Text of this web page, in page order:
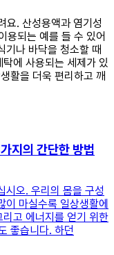
요. 산성용액과 염기성
용되는 예를 들 수 있어
기나 바닥을 청소할 때
에 사용되는 세제가 있
활을 더욱 편리하고 깨
지의 간단한 방법
시오. 우리의 몸을 구성
마실수록 일상생활에
고 에너지를 얻기 위한
좋습니다. 하던